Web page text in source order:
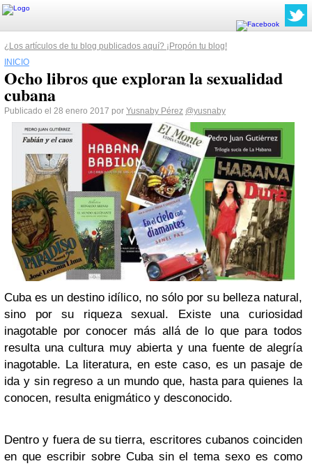
¿Los artículos de tu blog publicados aquí? ¡Propón tu blog!
INICIO
Ocho libros que exploran la sexualidad
cubana
Publicado el 28 enero 2017 por Yusnaby Pérez @yusnaby
Cuba es un destino idílico, no sólo por su belleza natural,
sino por su riqueza sexual. Existe una curiosidad
inagotable por conocer más allá de lo que para todos
resulta una cultura muy abierta y una fuente de alegría
inagotable. La literatura, en este caso, es un pasaje de
ida y sin regreso a un mundo que, hasta para quienes la
conocen, resulta enigmático y desconocido.
Dentro y fuera de su tierra, escritores cubanos coinciden
en que escribir sobre Cuba sin el tema sexo es como